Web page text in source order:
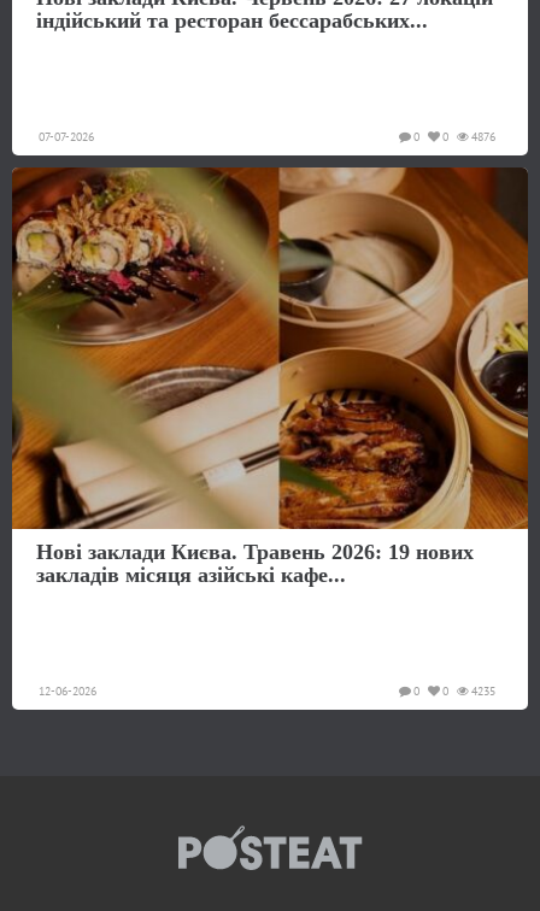
індійський та ресторан бессарабських...
07-07-2026 4876
0
0
Нові заклади Києва. Травень 2026: 19 нових
закладів місяця азійські кафе...
12-06-2026 4235
0
0